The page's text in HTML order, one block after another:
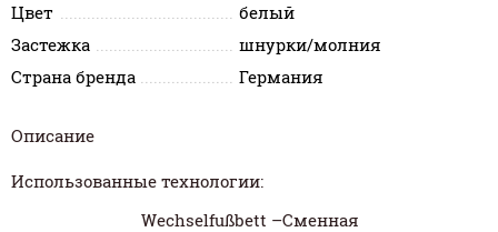
Цвет
белый
Застежка
шнурки/молния
Страна бренда
Германия
Описание
Использованные технологии:
Wechselfußbett –Сменная